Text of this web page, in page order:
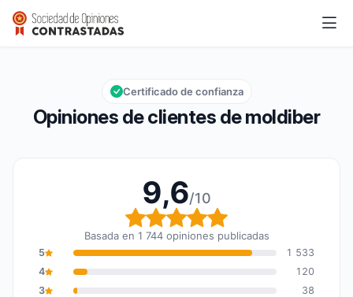
moldiber
Calificación global: 9,6 de 10
9,6/10
Opiniones de clientes de moldiber
Certificado de confianza
9,6/10
Calificación global: 9,6
Basada en 1 744 opiniones publicadas
5
1 533
4
120
3
38